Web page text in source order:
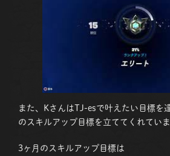
また、KさんはTJ-esで叶えたい目標を
のスキルアップ目標を立ててくれていま
3ヶ月のスキルアップ目標は